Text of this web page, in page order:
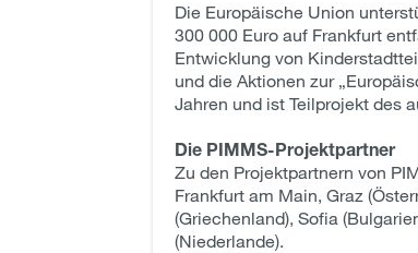
Die Europäische Union
300 000 Euro auf Frankfurt
Entwicklung von
und die Aktionen zur
Jahren und ist Teilprojekt des
Die PIMMS-Projektpartner
Zu den Projektpartnern von
Frankfurt am Main, Graz
(Griechenland), Sofia
(Niederlande).